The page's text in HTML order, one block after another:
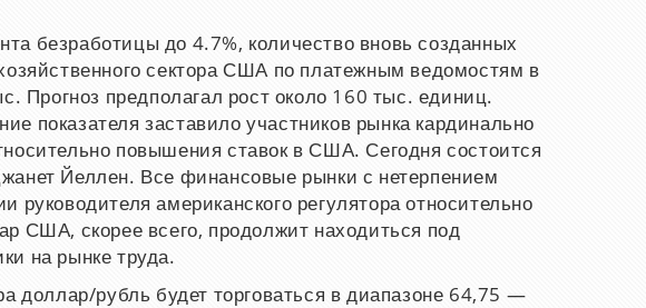
безработицы до 4.7%, количество вновь созданных
сектора США по платежным ведомостям в
Прогноз предполагал рост около 160 тыс. единиц.
показателя заставило участников рынка кардинально
повышения ставок в США. Сегодня состоится
Йеллен. Все финансовые рынки с нетерпением
руководителя американского регулятора относительно
США, скорее всего, продолжит находиться под
на рынке труда.
доллар/рубль будет торговаться в диапазоне 64,75 —